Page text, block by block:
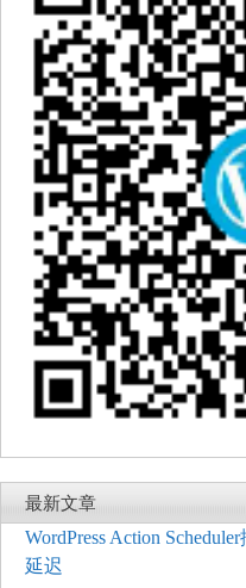
最新文章
WordPress Action
延迟